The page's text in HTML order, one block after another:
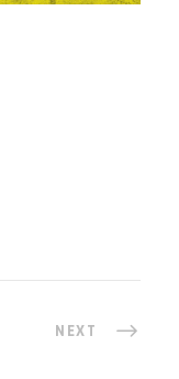
NEXT